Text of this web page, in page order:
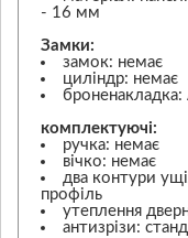
- 16 мм
Замки:
замок: немає
циліндр: немає
броненакладка:
комплектуючі:
ручка: немає
вічко: немає
два контури
профіль
утеплення
антизрізи: